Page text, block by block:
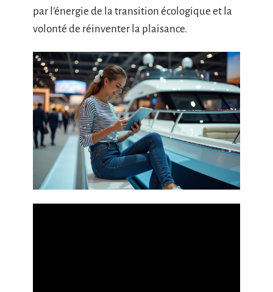
par l’énergie de la transition écologique et la
volonté de réinventer la plaisance.